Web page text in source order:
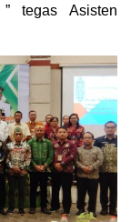
tegas Asisten